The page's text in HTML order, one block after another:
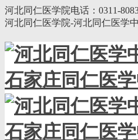
河北同仁医学院电话：0311-
河北同仁医学院-河北同仁医学